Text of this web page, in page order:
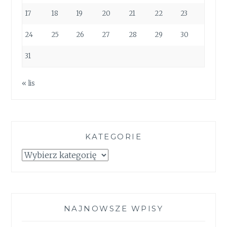
17 18 19 20 21 22 23
24 25 26 27 28 29 30
31
« lis
KATEGORIE
Kategorie
NAJNOWSZE WPISY